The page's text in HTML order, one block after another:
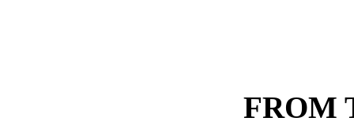
FROM